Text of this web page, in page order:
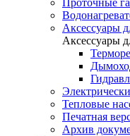
Проточные
Аксессуары
Аксессуары
Тепловые
Печатная
Архив